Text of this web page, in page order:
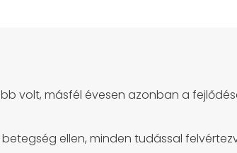
volt, másfél évesen azonban a
ellen, minden tudással